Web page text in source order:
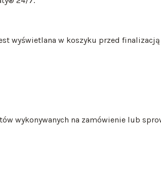
wyświetlana w koszyku przed
wykonywanych na zamówienie lub